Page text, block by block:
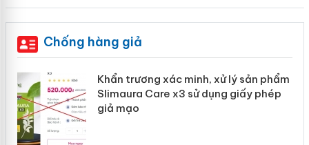
Chống hàng giả
Khẩn trương xác minh, xử lý sản phẩm
Slimaura Care x3 sử dụng giấy phép
giả mạo